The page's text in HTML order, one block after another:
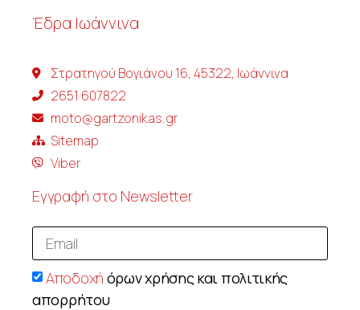
Έδρα Ιωάννινα
Στρατηγού Βογιάνου 16, 45322, Ιωάννινα
2651 607822
moto@gartzonikas.gr
Sitemap
Viber
Εγγραφή στο Newsletter
Αποδοχή όρων χρήσης και πολιτικής
απορρήτου